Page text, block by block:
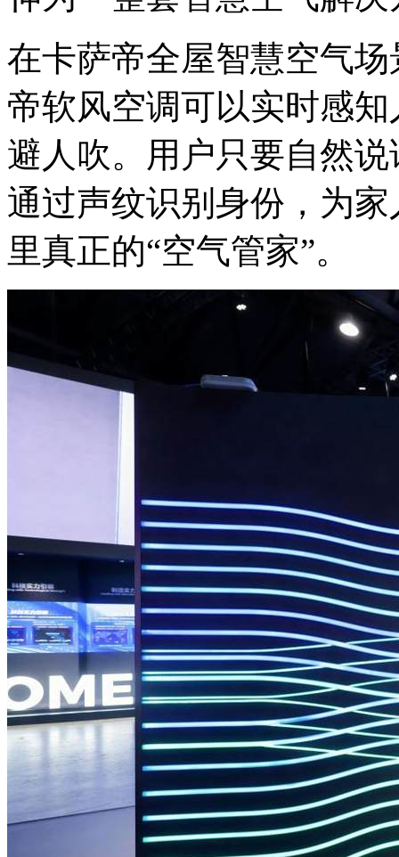
在卡萨帝全屋智慧空气
帝软风空调可以实时感
避人吹。用户只要自然
通过声纹识别身份，为
里真正的“空气管家”。